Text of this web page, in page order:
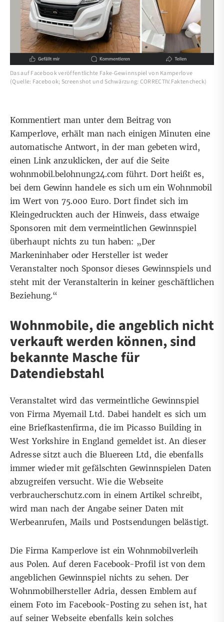
Das auf Facebook veröffentlichte Fake-Gewinnspiel von Kamperlove
(Quelle: Facebook; Screenshot und Schwärzung: CORRECTIV.Faktencheck)
Kommentiert man unter dem Beitrag von
Kamperlove, erhält man nach einigen Minuten eine
automatische Antwort, in der man gebeten wird,
einen Link anzuklicken, der auf die Seite
wohnmobil.belohnung24.com führt. Dort heißt es,
bei dem Gewinn handele es sich um ein Wohnmobil
im Wert von 75.000 Euro. Dort findet sich im
Kleingedruckten auch der Hinweis, dass etwaige
Sponsoren mit dem vermeintlichen Gewinnspiel
überhaupt nichts zu tun haben: „Der
Markeninhaber oder Hersteller ist weder
Veranstalter noch Sponsor dieses Gewinnspiels und
steht mit der Veranstalterin in keiner geschäftlichen
Beziehung.“
Wohnmobile, die angeblich nicht
verkauft werden können, sind
bekannte Masche für
Datendiebstahl
Veranstaltet wird das vermeintliche Gewinnspiel
von Firma Myemail Ltd. Dabei handelt es sich um
eine Briefkastenfirma, die im Picasso Building in
West Yorkshire in England gemeldet ist. An dieser
Adresse sitzt auch die Bluereen Ltd, die ebenfalls
immer wieder mit gefälschten Gewinnspielen Daten
abzugreifen versucht. Wie die Webseite
verbraucherschutz.com in einemArtikel schreibt,
wird man nach der Angabe seiner Daten mit
Werbeanrufen, Mails und Postsendungen belästigt.
Die Firma Kamperlove ist einWohnmobilverleih
aus Polen. Auf derenFacebook-Profilist von dem
angeblichen Gewinnspiel nichts zu sehen. Der
Wohnmobilhersteller Adria, dessen Emblem auf
einem Foto im Facebook-Posting zu sehen ist, hat
auf seinerWebseite ebenfalls kein solches